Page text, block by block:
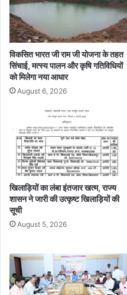
ज
लि
के
7
9
3
0
श्र
मि
ला
भा
न्वि
त
विकसित भारत जी राम जी योजना के तहत
सिंचाई, मत्स्य पालन और कृषि गतिविधियों
को मिलेगा नया आधार
August 6, 2026
खिलाड़ियों का लंबा इंतजार खत्म, राज्य
शासन ने जारी की उत्कृष्ट खिलाड़ियों की
सूची
August 5, 2026